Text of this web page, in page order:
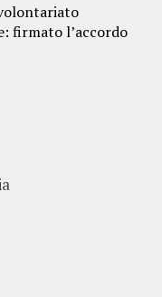
firmato l’accordo